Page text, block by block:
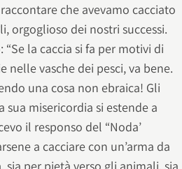
che avevamo cacciato
orgoglioso dei nostri successi.
la caccia si fa per motivi di
vasche dei pesci, va bene.
una cosa non ebraica! Gli
misericordia si estende a
il responso del “Noda’
a cacciare con un’arma da
per pietà verso gli animali, sia